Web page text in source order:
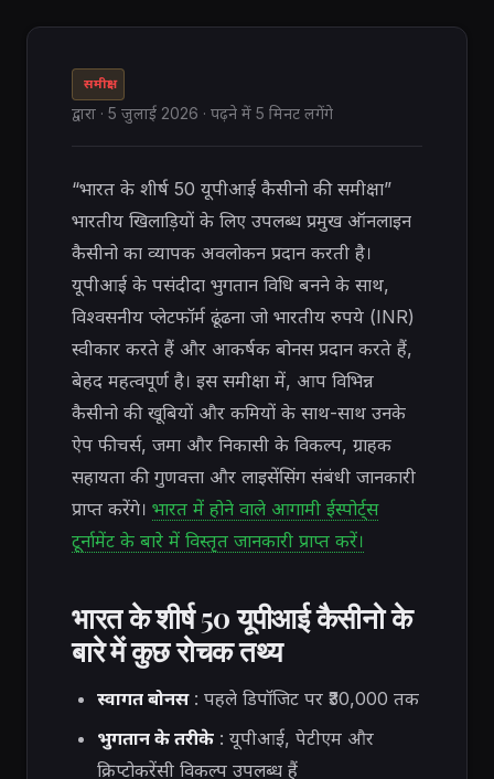
समीक्षा
द्वारा · 5 जुलाई 2026 · पढ़ने में 5 मिनट लगेंगे
“भारत के शीर्ष 50 यूपीआई कैसीनो की समीक्षा”
भारतीय खिलाड़ियों के लिए उपलब्ध प्रमुख ऑनलाइन
कैसीनो का व्यापक अवलोकन प्रदान करती है।
यूपीआई के पसंदीदा भुगतान विधि बनने के साथ,
विश्वसनीय प्लेटफॉर्म ढूंढना जो भारतीय रुपये (INR)
स्वीकार करते हैं और आकर्षक बोनस प्रदान करते हैं,
बेहद महत्वपूर्ण है। इस समीक्षा में, आप विभिन्न
कैसीनो की खूबियों और कमियों के साथ-साथ उनके
ऐप फीचर्स, जमा और निकासी के विकल्प, ग्राहक
सहायता की गुणवत्ता और लाइसेंसिंग संबंधी जानकारी
प्राप्त करेंगे। भारत में होने वाले आगामी ईस्पोर्ट्स
टूर्नामेंट के बारे में विस्तृत जानकारी प्राप्त करें।
भारत के शीर्ष 50 यूपीआई कैसीनो के
बारे में कुछ रोचक तथ्य
स्वागत बोनस: पहले डिपॉजिट पर ₹30,000 तक
भुगतान के तरीके: यूपीआई, पेटीएम और
क्रिप्टोकरेंसी विकल्प उपलब्ध हैं